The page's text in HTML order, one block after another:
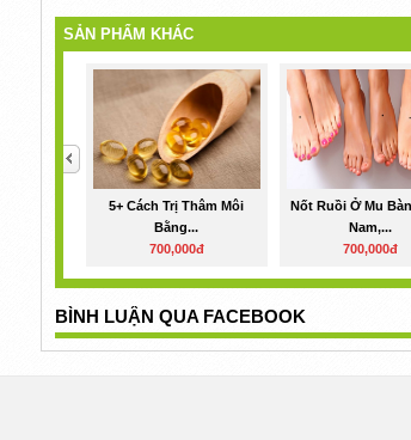
SẢN PHẨM KHÁC
5+ Cách Trị Thâm Môi
Bằng...
700,000đ
Nốt Ruồi Ở Mu
Nam,...
700,000đ
BÌNH LUẬN QUA FACEBOOK